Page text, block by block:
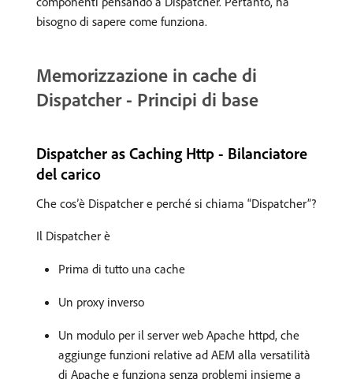
bisogno di sapere come funziona.
Memorizzazione in cache di
Dispatcher - Principi di base
Dispatcher as Caching Http - Bilanciatore
del carico
Che cos’è Dispatcher e perché si chiama “Dispatcher”?
Il Dispatcher è
Prima di tutto una cache
Un proxy inverso
Un modulo per il server web Apache httpd, che
aggiunge funzioni relative ad AEM alla versatilità
di Apache e funziona senza problemi insieme a